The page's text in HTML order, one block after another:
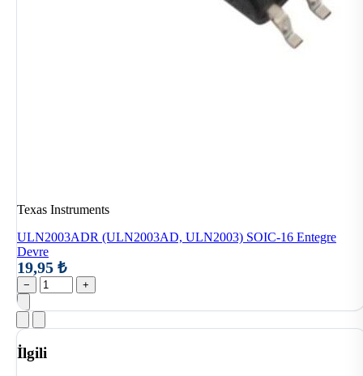
Texas Instruments
ULN2003ADR (ULN2003AD, ULN2003) SOIC-16 Entegre
Devre
19,95 ₺
− +
İlgili